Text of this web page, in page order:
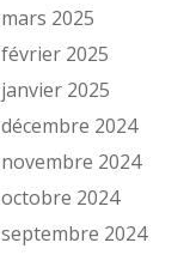
mars 2025
février 2025
janvier 2025
décembre 2024
novembre 2024
octobre 2024
septembre 2024